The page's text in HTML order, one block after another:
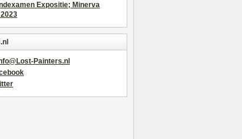
Expositie; Minerva
Painters.nl